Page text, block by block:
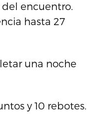
encuentro.
hasta 27
una noche
y 10 rebotes.